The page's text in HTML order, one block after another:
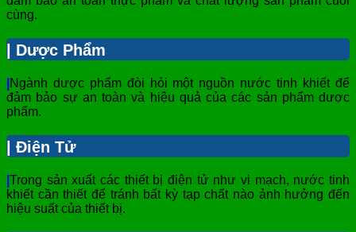
cùng.
| Dược Phẩm
Ngành dược phẩm đòi hỏi một nguồn nước tinh khiết để
đảm bảo sự an toàn và hiệu quả của các sản phẩm dược
phẩm.
| Điện Tử
Trong sản xuất các thiết bị điện tử như vi mạch, nước tinh
khiết cần thiết để tránh bất kỳ tạp chất nào ảnh hưởng đến
hiệu suất của thiết bị.